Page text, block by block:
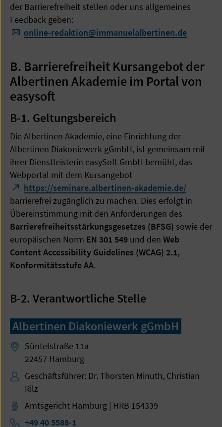
der Barrierefreiheit stellen oder uns allgemeines
Feedback geben:
online-redaktion@immanuelalbertinen.de
B. Barrierefreiheit Kursangebot der
Albertinen Akademie im Portal von
easysoft
B-1. Geltungsbereich
Die Albertinen Akademie, eine Einrichtung der
Albertinen Diakoniewerk gGmbH, ist gemeinsam mit
ihrer Dienstleisterin easySoft GmbH bemüht, das
Webportal mit dem Kursangebot
https://seminare.albertinen-akademie.de/
barrierefrei zugänglich zu machen. Dies erfolgt in
Übereinstimmung mit den Anforderungen des
Barrierefreiheitsstärkungsgesetzes (BFSG) sowie der
europäischen Norm EN 301 549 und den Web
Content Accessibility Guidelines (WCAG) 2.1,
Konformitätsstufe AA.
B-2. Verantwortliche Stelle
Albertinen Diakoniewerk gGmbH
Süntelstraße 11a
22457 Hamburg
Geschäftsführer: Dr. Thorsten Minuth, Christian
Rilz
Amtsgericht Hamburg | HRB 154339
Telefon:
+49 40 5588-1